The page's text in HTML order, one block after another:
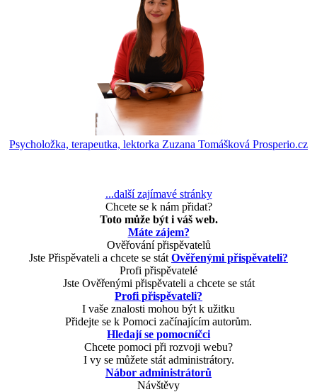
Psycholožka, terapeutka, lektorka Zuzana Tomášková Prosperio.cz
...další zajímavé stránky
Chcete se k nám přidat?
Toto může být i váš web.
Máte zájem?
Ověřování přispěvatelů
Jste Přispěvateli a chcete se stát Ověřenými přispěvateli?
Profi přispěvatelé
Jste Ověřenými přispěvateli a chcete se stát
Profi přispěvateli?
I vaše znalosti mohou být k užitku
Přidejte se k Pomoci začínajícím autorům.
Hledají se pomocníčci
Chcete pomoci při rozvoji webu?
I vy se můžete stát administrátory.
Nábor administrátorů
Návštěvy